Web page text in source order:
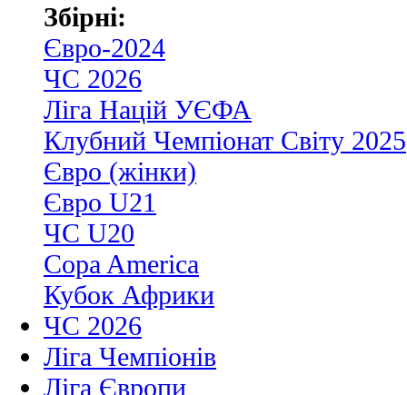
Збірні:
Євро-2024
ЧС 2026
Ліга Націй УЄФА
Клубний Чемпіонат Світу 2025
Євро (жінки)
Євро U21
ЧС U20
Copa America
Кубок Африки
ЧС 2026
Ліга Чемпіонів
Ліга Європи